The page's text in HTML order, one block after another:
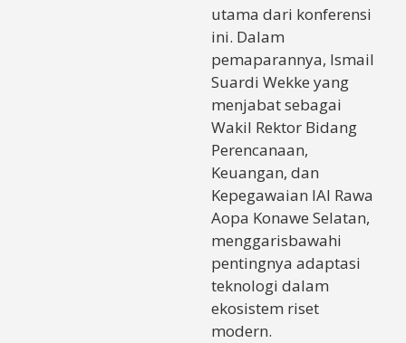
utama dari konferensi
ini. Dalam
pemaparannya, Ismail
Suardi Wekke yang
menjabat sebagai
Wakil Rektor Bidang
Perencanaan,
Keuangan, dan
Kepegawaian IAI Rawa
Aopa Konawe Selatan,
menggarisbawahi
pentingnya adaptasi
teknologi dalam
ekosistem riset
modern.